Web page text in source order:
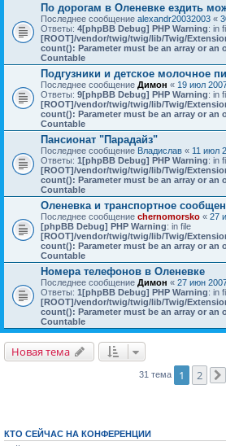
По дорогам в Оленевке ездить
Последнее сообщение alexandr20032003 «
Ответы: 4[phpBB Debug] PHP Warning: in
[ROOT]/vendor/twig/twig/lib/Twig/
count(): Parameter must be an array or an
Countable
Подгузники и детское молочное
Последнее сообщение Димон « 19 июл
Ответы: 9[phpBB Debug] PHP Warning: in
[ROOT]/vendor/twig/twig/lib/Twig/
count(): Parameter must be an array or an
Countable
Пансионат "Парадайз"
Последнее сообщение Владислав « 11 июл
Ответы: 1[phpBB Debug] PHP Warning: in
[ROOT]/vendor/twig/twig/lib/Twig/
count(): Parameter must be an array or an
Countable
Оленевка и транспортное
Последнее сообщение chernomorsko « 27
[phpBB Debug] PHP Warning: in file
[ROOT]/vendor/twig/twig/lib/Twig/
count(): Parameter must be an array or an
Countable
Номера телефонов в Оленевке
Последнее сообщение Димон « 27 июн
Ответы: 1[phpBB Debug] PHP Warning: in
[ROOT]/vendor/twig/twig/lib/Twig/
count(): Parameter must be an array or an
Countable
Новая тема
31 тема 1 2
КТО СЕЙЧАС НА КОНФЕРЕНЦИИ